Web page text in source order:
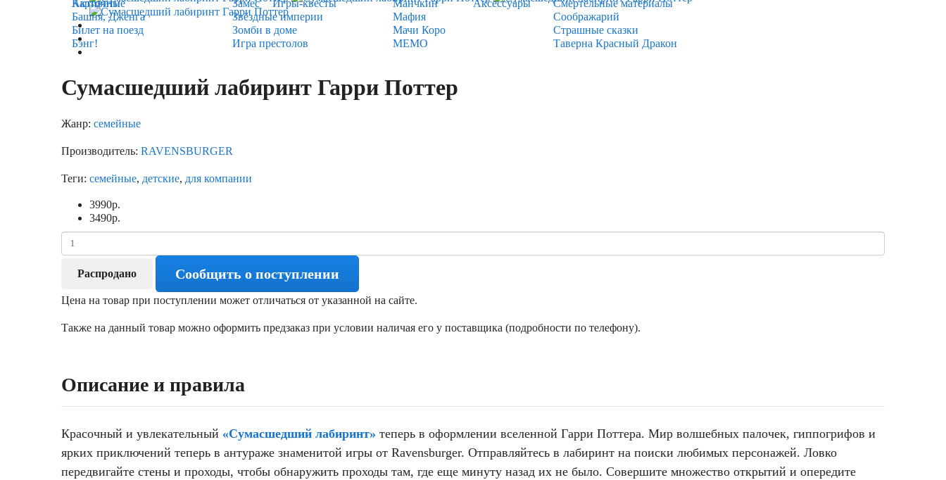
Карточные
Игры-квесты
Аксессуары
Активити
Башня, Дженга
Билет на поезд
Бэнг!
Замес
Звёздные империи
Зомби в доме
Игра престолов
Манчкин
Мафия
Мачи Коро
МЕМО
Смертельные материалы
Соображарий
Страшные сказки
Таверна Красный Дракон
Сумасшедший лабиринт Гарри Поттер
Жанр: семейные
Производитель: RAVENSBURGER
Теги: семейные, детские, для компании
3990р.
3490р.
Распродано Сообщить о поступлении
Цена на товар при поступлении может отличаться от указанной на сайте.
Также на данный товар можно оформить предзаказ при условии наличая его у поставщика (подробности по телефону).
Описание и правила
Красочный и увлекательный «Сумасшедший лабиринт» теперь в оформлении вселенной Гарри Поттера. Мир волшебных палочек, гиппогрифов и
ярких приключений теперь в антураже знаменитой игры от Ravensburger. Отправляйтесь в лабиринт на поиски любимых персонажей. Ловко
передвигайте стены и проходы, чтобы обнаружить проходы там, где еще минуту назад их не было. Совершите множество открытий и опередите